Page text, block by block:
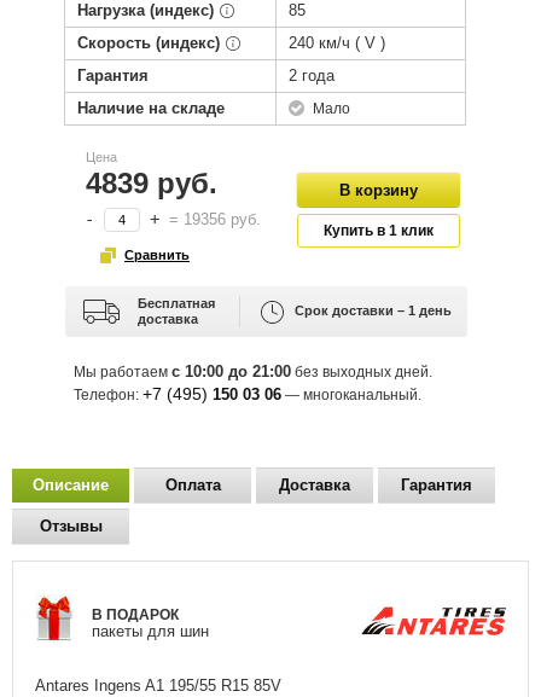
Нагрузка (индекс)
85
Скорость (индекс)
240 км/ч ( V )
Гарантия
2 года
Наличие на складе
Мало
Цена
4839 руб.
- + = 19356 руб.
Бесплатная
доставка
Срок доставки – 1 день
Мы работаем с 10:00 до 21:00 без выходных дней.
Телефон: +7 (495) 150 03 06 — многоканальный.
Описание Оплата Доставка Гарантия
Отзывы
В ПОДАРОК
пакеты для шин
Antares Ingens A1 195/55 R15 85V